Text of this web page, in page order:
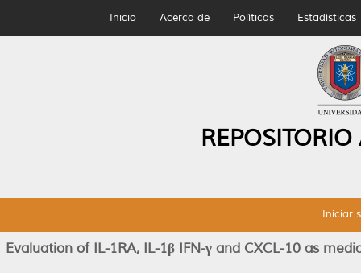
Inicio Acerca de Políticas Estadísticas
Iniciar
Evaluation of IL-1RA, IL-1β IFN-γ and CXCL-10 as